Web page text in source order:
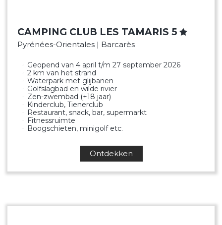
CAMPING CLUB LES TAMARIS 5
Pyrénées-Orientales | Barcarès
Geopend van 4 april t/m 27 september 2026
2 km van het strand
Waterpark met glijbanen
Golfslagbad en wilde rivier
Zen-zwembad (+18 jaar)
Kinderclub, Tienerclub
Restaurant, snack, bar, supermarkt
Fitnessruimte
Boogschieten, minigolf etc.
Ontdekken